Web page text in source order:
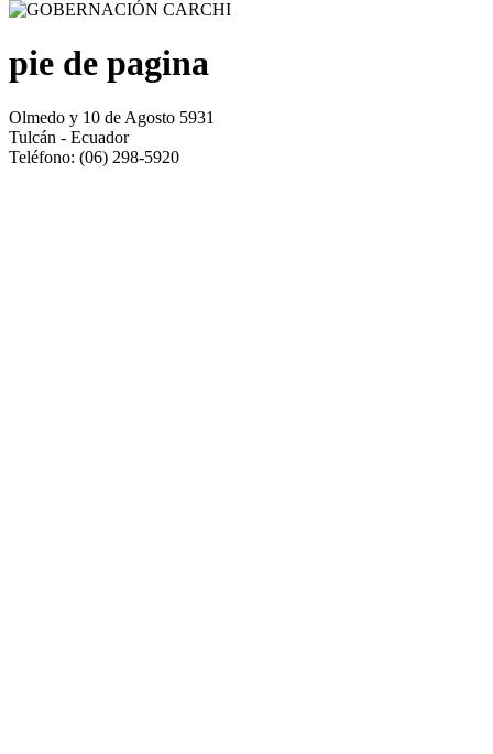
pie de pagina
Olmedo y 10 de Agosto 5931
Tulcán - Ecuador
Teléfono: (06) 298-5920